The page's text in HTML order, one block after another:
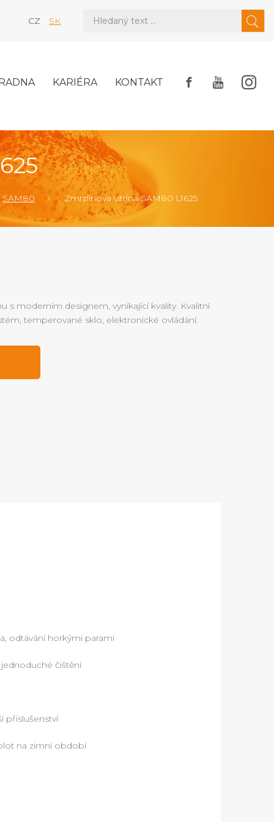
CZ SK
KARIÉRA KONTAKT
SAM80 Zmrzlinová vitrína SAM80 L1625
s moderním designem, vynikající kvality. Kvalitní
temperované sklo, elektronické ovládání.
odtávání horkými parami
čištění
příslušenství
na zimní období